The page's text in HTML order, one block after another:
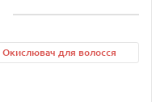
Окислювач для волосся